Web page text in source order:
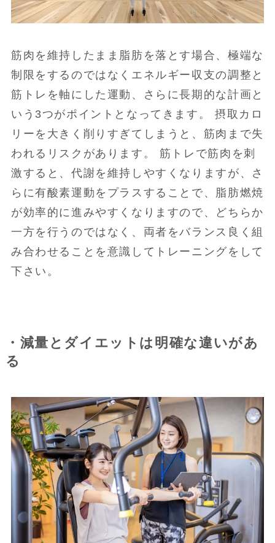
筋肉を維持したまま脂肪を落とす場合、極端な
制限をするのではなくエネルギー収支の調整と
筋トレを軸にした運動、さらに長期的な計画と
いう3つがポイントとなってきます。 摂取カロ
リーを大きく削りすぎてしまうと、筋肉まで失
われるリスクがあります。 筋トレで筋肉を刺
激すると、代謝を維持しやすくなりますが、さ
らに有酸素運動をプラスすることで、脂肪燃焼
が効率的に進みやすくなりますので、どちらか
一方を行うのではなく、両者をバランス良く組
み合わせることを意識してトレーニングをして
下さい。
・減量とダイエットは明確な違いがあ
る